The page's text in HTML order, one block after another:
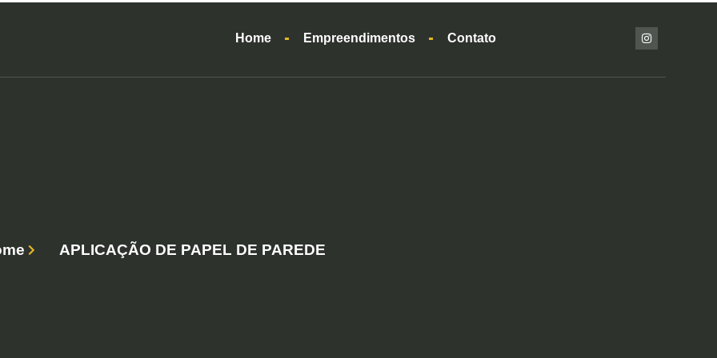
Home Empreendimentos Contato
APLICAÇÃO DE PAPEL DE PAREDE